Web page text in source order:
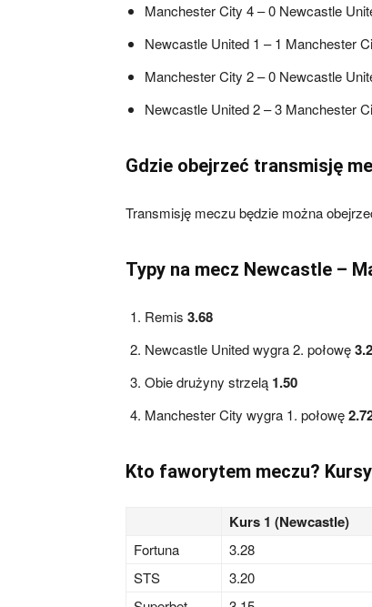
Manchester City 4 – 0 Newcastle
Newcastle United 1 – 1 Manchester
Manchester City 2 – 0 Newcastle
Newcastle United 2 – 3 Manchester
Gdzie obejrzeć transmisję
Transmisję meczu będzie można
Typy na mecz Newcastle –
Remis 3.68
Newcastle United wygra 2. połowę
Obie drużyny strzelą 1.50
Manchester City wygra 1. połowę
Kto faworytem meczu?
Kurs 1 (Newcastle)
Fortuna 3.28
STS
3.20